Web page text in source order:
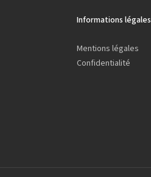
Informations légales
Mentions légales
Confidentialité